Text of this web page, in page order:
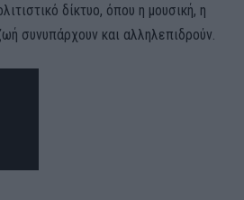
δίκτυο, όπου η μουσική, η
συνυπάρχουν και αλληλεπιδρούν.